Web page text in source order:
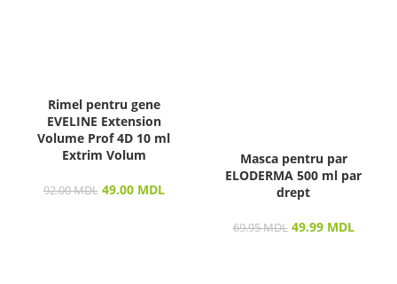
Rimel pentru gene
EVELINE Extension
Volume Prof 4D 10 ml
Extrim Volum
92.00MDL 49.00 MDL
Masca pentru par
ELODERMA 500 ml par
drept
69.95MDL 49.99 MDL